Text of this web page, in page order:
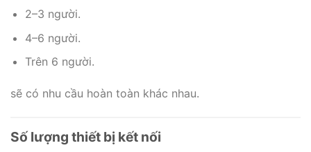
2–3 người.
4–6 người.
Trên 6 người.
sẽ có nhu cầu hoàn toàn khác nhau.
Số lượng thiết bị kết nối